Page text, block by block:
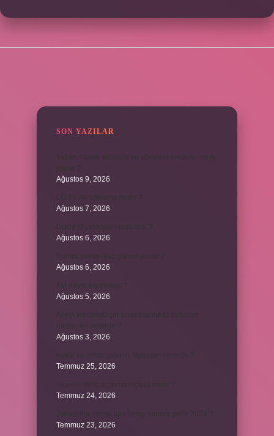
SON YAZILAR
Ağustos 9, 2026
Ağustos 7, 2026
Ağustos 6, 2026
Ağustos 6, 2026
Ağustos 5, 2026
Ağustos 3, 2026
Temmuz 25, 2026
Temmuz 24, 2026
Temmuz 23, 2026